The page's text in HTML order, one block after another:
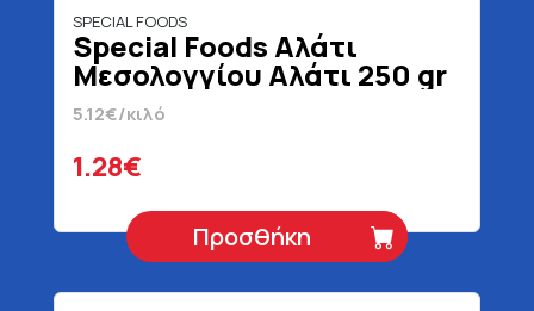
SPECIAL FOODS
Special Foods Αλάτι
Μεσολογγίου Αλάτι 250 gr
5.12€/κιλό
1.28€
Προσθήκη